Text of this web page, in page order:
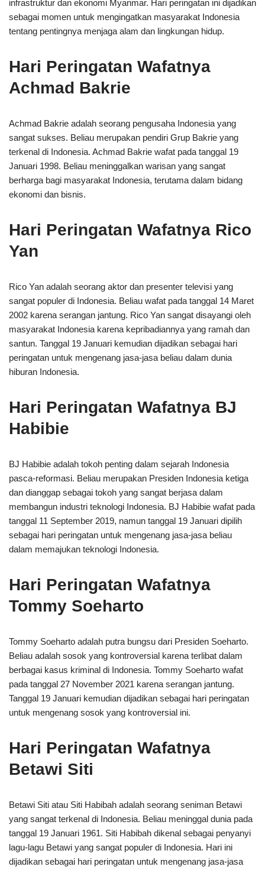
infrastruktur dan ekonomi Myanmar. Hari peringatan ini dijadikan
sebagai momen untuk mengingatkan masyarakat Indonesia
tentang pentingnya menjaga alam dan lingkungan hidup.
Hari Peringatan Wafatnya
Achmad Bakrie
Achmad Bakrie adalah seorang pengusaha Indonesia yang
sangat sukses. Beliau merupakan pendiri Grup Bakrie yang
terkenal di Indonesia. Achmad Bakrie wafat pada tanggal 19
Januari 1998. Beliau meninggalkan warisan yang sangat
berharga bagi masyarakat Indonesia, terutama dalam bidang
ekonomi dan bisnis.
Hari Peringatan Wafatnya Rico
Yan
Rico Yan adalah seorang aktor dan presenter televisi yang
sangat populer di Indonesia. Beliau wafat pada tanggal 14 Maret
2002 karena serangan jantung. Rico Yan sangat disayangi oleh
masyarakat Indonesia karena kepribadiannya yang ramah dan
santun. Tanggal 19 Januari kemudian dijadikan sebagai hari
peringatan untuk mengenang jasa-jasa beliau dalam dunia
hiburan Indonesia.
Hari Peringatan Wafatnya BJ
Habibie
BJ Habibie adalah tokoh penting dalam sejarah Indonesia
pasca-reformasi. Beliau merupakan Presiden Indonesia ketiga
dan dianggap sebagai tokoh yang sangat berjasa dalam
membangun industri teknologi Indonesia. BJ Habibie wafat pada
tanggal 11 September 2019, namun tanggal 19 Januari dipilih
sebagai hari peringatan untuk mengenang jasa-jasa beliau
dalam memajukan teknologi Indonesia.
Hari Peringatan Wafatnya
Tommy Soeharto
Tommy Soeharto adalah putra bungsu dari Presiden Soeharto.
Beliau adalah sosok yang kontroversial karena terlibat dalam
berbagai kasus kriminal di Indonesia. Tommy Soeharto wafat
pada tanggal 27 November 2021 karena serangan jantung.
Tanggal 19 Januari kemudian dijadikan sebagai hari peringatan
untuk mengenang sosok yang kontroversial ini.
Hari Peringatan Wafatnya
Betawi Siti
Betawi Siti atau Siti Habibah adalah seorang seniman Betawi
yang sangat terkenal di Indonesia. Beliau meninggal dunia pada
tanggal 19 Januari 1961. Siti Habibah dikenal sebagai penyanyi
lagu-lagu Betawi yang sangat populer di Indonesia. Hari ini
dijadikan sebagai hari peringatan untuk mengenang jasa-jasa